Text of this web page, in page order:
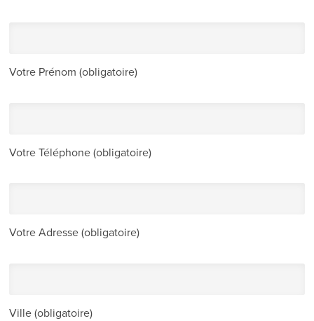
Votre Prénom (obligatoire)
Votre Téléphone (obligatoire)
Votre Adresse (obligatoire)
Ville (obligatoire)